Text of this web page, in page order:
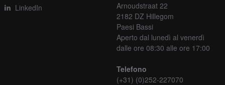
LinkedIn
Arnoudstraat 22
2182 DZ Hillegom
Paesi Bassi
Aperto dal lunedì al venerdì
dalle ore 08:30 alle ore 17:00
Telefono
(+31) (0)252-227070